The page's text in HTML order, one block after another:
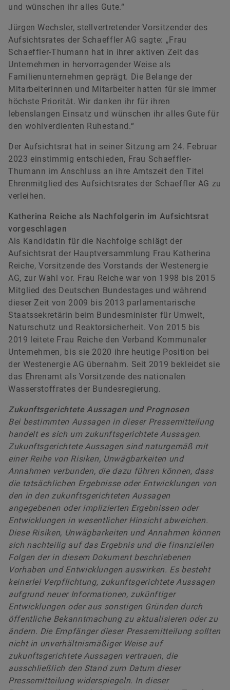
und wünschen ihr alles Gute.“
Jürgen Wechsler, stellvertretender Vorsitzender des
Aufsichtsrates der Schaeffler AG sagte: „Frau
Schaeffler-Thumann hat in ihrer aktiven Zeit das
Unternehmen in hervorragender Weise als
Familienunternehmen geprägt. Die Belange der
Mitarbeiterinnen und Mitarbeiter hatten für sie immer
höchste Priorität. Wir danken ihr für ihren
lebenslangen Einsatz und wünschen ihr alles Gute für
den wohlverdienten Ruhestand.“
Der Aufsichtsrat hat in seiner Sitzung am 24. Februar
2023 einstimmig entschieden, Frau Schaeffler-
Thumann im Anschluss an ihre Amtszeit den Titel
Ehrenmitglied des Aufsichtsrates der Schaeffler AG zu
verleihen.
Katherina Reiche als Nachfolgerin im Aufsichtsrat
vorgeschlagen
Als Kandidatin für die Nachfolge schlägt der
Aufsichtsrat der Hauptversammlung Frau Katherina
Reiche, Vorsitzende des Vorstands der Westenergie
AG, zur Wahl vor. Frau Reiche war von 1998 bis 2015
Mitglied des Deutschen Bundestages und während
dieser Zeit von 2009 bis 2013 parlamentarische
Staatssekretärin beim Bundesminister für Umwelt,
Naturschutz und Reaktorsicherheit. Von 2015 bis
2019 leitete Frau Reiche den Verband Kommunaler
Unternehmen, bis sie 2020 ihre heutige Position bei
der Westenergie AG übernahm. Seit 2019 bekleidet sie
das Ehrenamt als Vorsitzende des nationalen
Wasserstoffrates der Bundesregierung.
Zukunftsgerichtete Aussagen und Prognosen
Bei bestimmten Aussagen in dieser Pressemitteilung
handelt es sich um zukunftsgerichtete Aussagen.
Zukunftsgerichtete Aussagen sind naturgemäß mit
einer Reihe von Risiken, Unwägbarkeiten und
Annahmen verbunden, die dazu führen können, dass
die tatsächlichen Ergebnisse oder Entwicklungen von
den in den zukunftsgerichteten Aussagen
angegebenen oder implizierten Ergebnissen oder
Entwicklungen in wesentlicher Hinsicht abweichen.
Diese Risiken, Unwägbarkeiten und Annahmen können
sich nachteilig auf das Ergebnis und die finanziellen
Folgen der in diesem Dokument beschriebenen
Vorhaben und Entwicklungen auswirken. Es besteht
keinerlei Verpflichtung, zukunftsgerichtete Aussagen
aufgrund neuer Informationen, zukünftiger
Entwicklungen oder aus sonstigen Gründen durch
öffentliche Bekanntmachung zu aktualisieren oder zu
ändern. Die Empfänger dieser Pressemitteilung sollten
nicht in unverhältnismäßiger Weise auf
zukunftsgerichtete Aussagen vertrauen, die
ausschließlich den Stand zum Datum dieser
Pressemitteilung widerspiegeln. In dieser